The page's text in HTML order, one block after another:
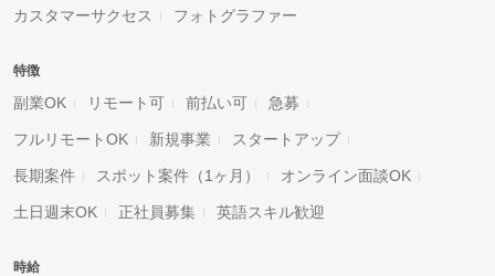
カスタマーサクセス フォトグラファー
特徴
副業OK リモート可 前払い可 急募
フルリモートOK 新規事業 スタートアップ
長期案件 スポット案件（1ヶ月） オンライン面談OK
土日週末OK 正社員募集 英語スキル歓迎
時給